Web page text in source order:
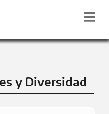
y Diversidad